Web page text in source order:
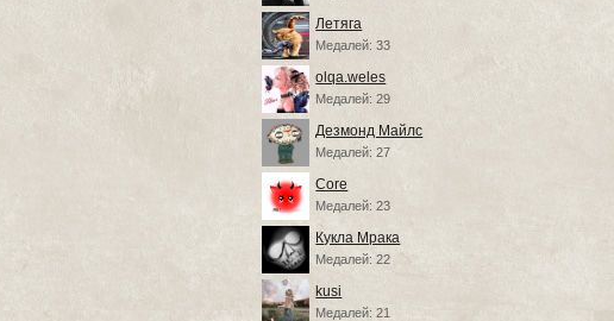
Летяга
Медалей: 33
olqa.weles
Медалей: 29
Дезмонд Майлс
Медалей: 27
Core
Медалей: 23
Кукла Мрака
Медалей: 22
kusi
Медалей: 21